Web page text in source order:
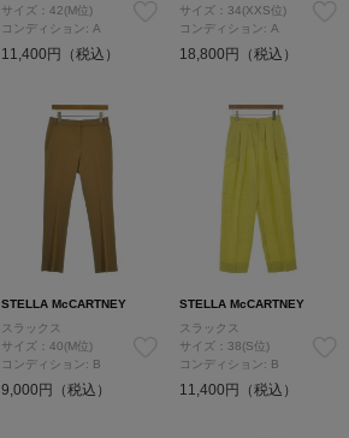
サイズ：42(M位)
コンディション: A
11,400円（税込）
サイズ：34(XXS位)
コンディション: A
18,800円（税込）
STELLA McCARTNEY
スラックス
サイズ：40(M位)
コンディション: B
9,000円（税込）
STELLA McCARTNEY
スラックス
サイズ：38(S位)
コンディション: B
11,400円（税込）